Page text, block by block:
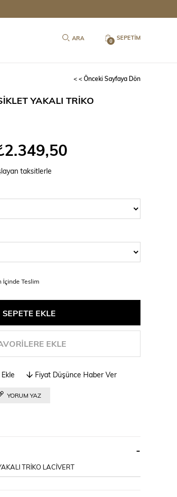
SEPETIM
0
< < Önceki Sayfaya Dön
YAKALI TRİKO
taksitlerle
İçinde Teslim
EKLE
Fiyat Düşünce Haber Ver
YORUM YAZ
TRİKO LACİVERT